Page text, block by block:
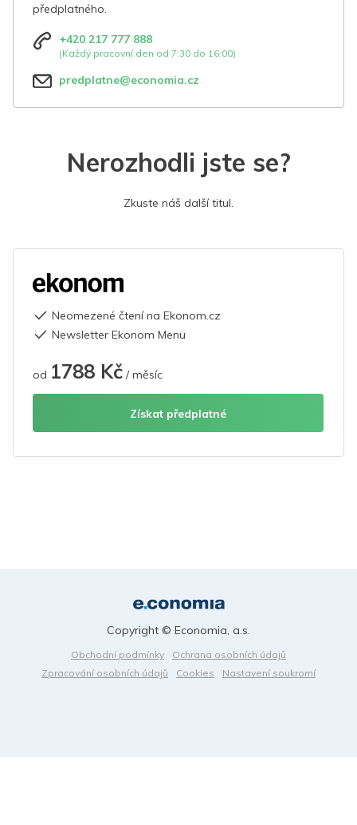
předplatného.
+420 217 777 888
(Každý pracovní den od 7:30 do 16:00)
predplatne@economia.cz
Nerozhodli jste se?
Zkuste náš další titul.
Neomezené čtení na Ekonom.cz
Newsletter Ekonom Menu
od 1788 Kč / měsíc
Získat předplatné
Obchodní podmínky
Ochrana osobních údajů
Zpracování osobních údajů
Cookies Nastavení soukromí
Copyright © Economia, a.s.